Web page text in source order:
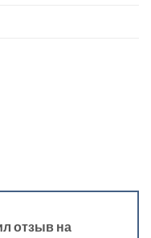
отзыв на